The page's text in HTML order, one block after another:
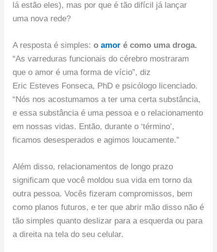
lá estão eles), mas por que é tão difícil já lançar
uma nova rede?
A resposta é simples:oamor é como uma droga.
“As varreduras funcionais do cérebro mostraram
que o amor é uma forma de vício”, diz
Eric Esteves Fonseca, PhD e psicólogo licenciado.
“Nós nos acostumamos a ter uma certa substância,
e essa substância é uma pessoa e o relacionamento
em nossas vidas. Então, durante o ‘término’,
ficamos desesperados e agimos loucamente.”
Além disso, relacionamentos de longo prazo
significam que você moldou sua vida em torno da
outra pessoa. Vocês fizeram compromissos, bem
como planos futuros, e ter que abrir mão disso não é
tão simples quanto deslizar para a esquerda ou para
a direita na tela do seu celular.